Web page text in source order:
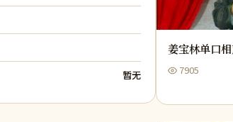
暂无
姜宝林单口
7905